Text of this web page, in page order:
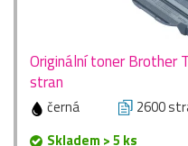
Originální toner
stran
černá 2600
Skladem > 5 ks